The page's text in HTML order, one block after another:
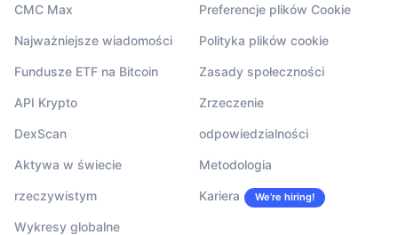
CMC Max
Najważniejsze wiadomości
Fundusze ETF na Bitcoin
API Krypto
DexScan
Aktywa w świecie
rzeczywistym
Wykresy globalne
Preferencje plików Cookie
Polityka plików cookie
Zasady społeczności
Zrzeczenie
odpowiedzialności
Metodologia
Kariera We’re hiring!